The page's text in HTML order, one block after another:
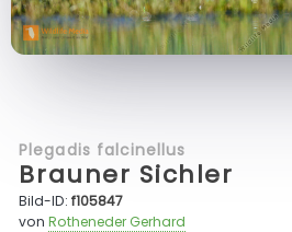
Plegadis falcinellus
Brauner Sichler
Bild-ID:f105847
vonRotheneder Gerhard